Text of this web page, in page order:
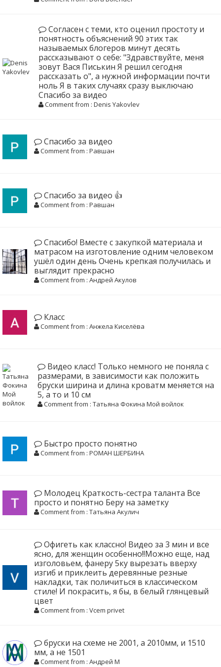
Согласен с теми, кто оценил простоту и
понятность объяснений 90 этих так
называемых блогеров минут десять
рассказывают о себе: "Здравствуйте, меня
зовут Вася Писькин Я решил сегодня
рассказать о", а нужной информации почти
ноль Я в таких случаях сразу выключаю
Спасибо за видео
Comment from : Denis Yakovlev
Спасибо за видео
Comment from : Равшан
Спасибо за видео 👍
Comment from : Равшан
Спасибо! Вместе с закупкой материала и
матрасом на изготовление одним человеком
ушёл один день Очень крепкая получилась и
выглядит прекрасно
Comment from : Андрей Акулов
Класс
Comment from : Анжела Киселёва
Видео класс! Только немного не поняла с
размерами, в зависимости как положить
бруски ширина и длина кроватм меняется на
5, а то и 10 см
Comment from : Татьяна Фокина Мой войлок
Быстро просто понятно
Comment from : РОМАН ШЕРБИНА
Молодец Краткость-сестра таланта Все
просто и понятно Беру на заметку
Comment from : Татьяна Акулич
Офигеть как классно! Видео за 3 мин и все
ясно, для женщин особенно!!Можно еще, над
изголовьем, фанеру 5ку вырезать вверху
изгиб и приклеить деревянные резные
накладки, так поличиться в классическом
стиле! И покрасить, я бы, в белый глянцевый
цвет
Comment from : Vcem privet
бруски на схеме не 2001, а 2010мм, и 1510
мм, а не 1501
Comment from : Андрей М